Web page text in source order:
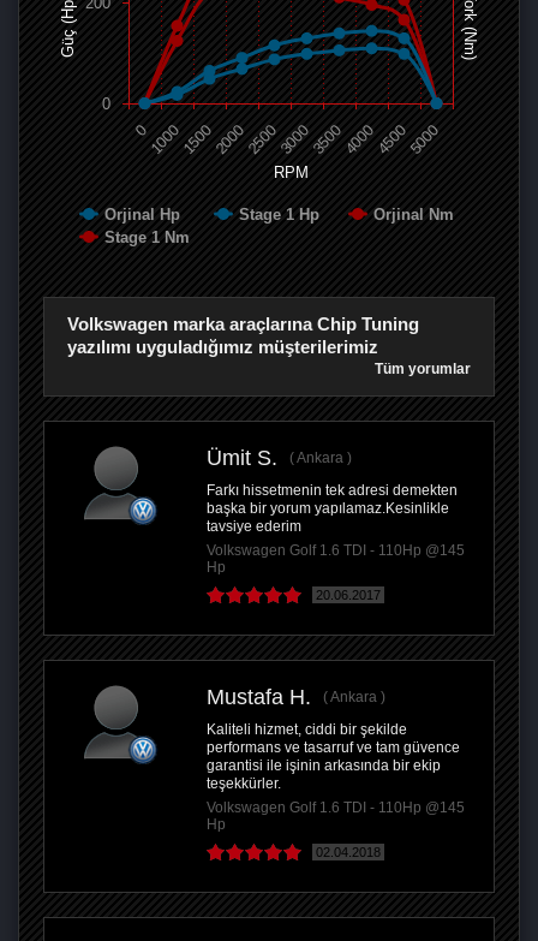
RPM
Güç (Hp) Tork (Nm)
Orjinal Hp Stage 1 Hp
Orjinal Nm
Stage 1 Nm
0 100015002000250030003500400045005000
0
Volkswagen marka araçlarına Chip Tuning
yazılımı uyguladığımız müşterilerimiz
Tüm yorumlar
Ümit S.
Ankara
Farkı hissetmenin tek adresi demekten
başka bir yorum yapılamaz.Kesinlikle
tavsiye ederim
Volkswagen Golf 1.6 TDI - 110Hp @145
Hp
20.06.2017
Mustafa H.
Ankara
Kaliteli hizmet, ciddi bir şekilde
performans ve tasarruf ve tam güvence
garantisi ile işinin arkasında bir ekip
teşekkürler.
Volkswagen Golf 1.6 TDI - 110Hp @145
Hp
02.04.2018